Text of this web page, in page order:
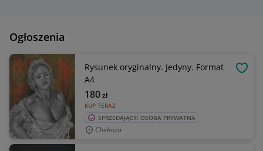
Ogłoszenia
Rysunek oryginalny. Jedyny. Format
A4
KUP TERAZ
180zł
SPRZEDAJĄCY: OSOBA PRYWATNA
Chełmża